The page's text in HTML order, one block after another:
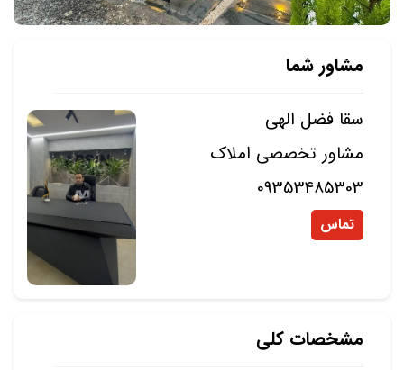
مشاور شما
سقا فضل الهی
مشاور تخصصی املاک
09353485303
تماس
مشخصات کلی